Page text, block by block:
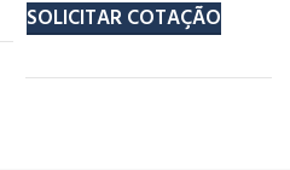
SOLICITAR COTAÇÃO